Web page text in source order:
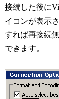
接続した後に
イコンが表示
すれば再接続
できます。